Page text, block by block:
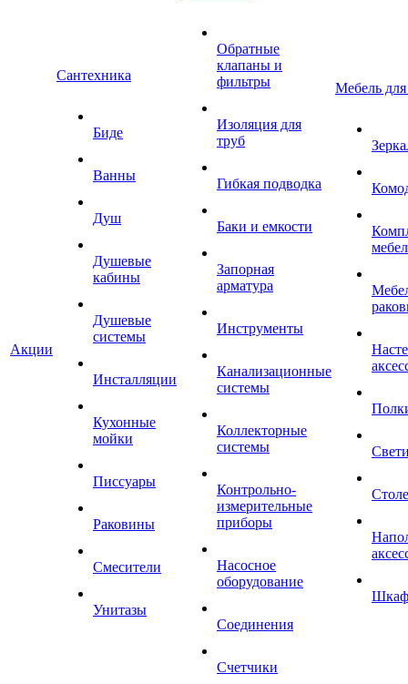
Акции
Сантехника
Биде
Ванны
Душ
Душевые
кабины
Душевые
системы
Инсталляции
Кухонные
мойки
Писсуары
Раковины
Смесители
Унитазы
Обратные
клапаны и
фильтры
Изоляция для
труб
Гибкая подводка
Баки и емкости
Запорная
арматура
Инструменты
Канализационные
системы
Коллекторные
системы
Контрольно-
измерительные
приборы
Насосное
оборудование
Соединения
Счетчики
Мебель